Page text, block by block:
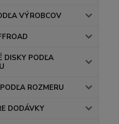
VÝROBCOV
DISKY PODĽA
ROZMERU
DODÁVKY